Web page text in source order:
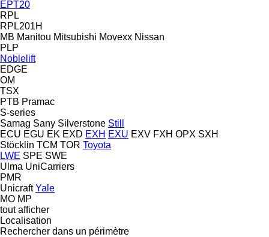
EPT20
RPL
RPL201H
MB Manitou Mitsubishi Movexx Nissan
PLP
Noblelift
EDGE
OM
TSX
PTB Pramac
S-series
Samag Sany Silverstone Still
ECU EGU EK EXD EXH EXU EXV FXH OPX SXH
Stöcklin TCM TOR Toyota
LWE SPE SWE
Ulma UniCarriers
PMR
Unicraft Yale
MO MP
tout afficher
Localisation
Rechercher dans un périmètre